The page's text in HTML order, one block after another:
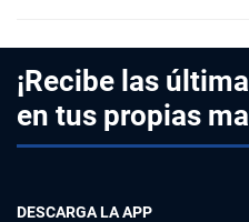
¡Recibe las
en tus propias
DESCARGA LA APP